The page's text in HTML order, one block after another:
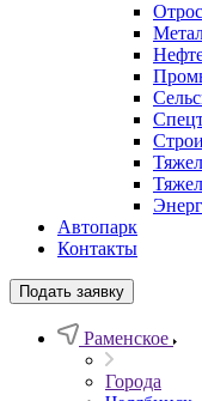
Автопарк
Контакты
Подать заявку
Раменское
Города